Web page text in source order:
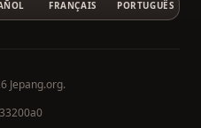
FRANÇAIS PORTUGUÊS
Jepang.org.